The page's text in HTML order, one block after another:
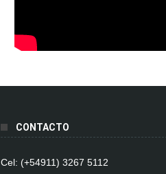
CONTACTO
Cel: (+54911) 3267 5112